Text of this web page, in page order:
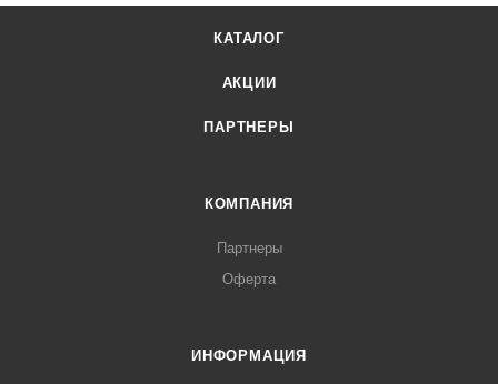
КАТАЛОГ
АКЦИИ
ПАРТНЕРЫ
КОМПАНИЯ
Партнеры
Оферта
ИНФОРМАЦИЯ